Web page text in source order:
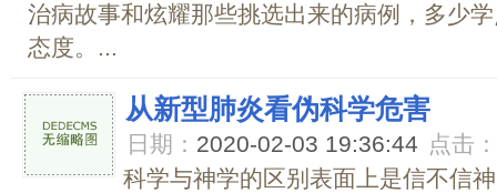
治病故事和炫耀那些挑选出来的病例，多少
态度。...
从新型肺炎看伪科学危害
日期： 2020-02-03 19:36:44 点击：
科学与神学的区别表面上是信不信